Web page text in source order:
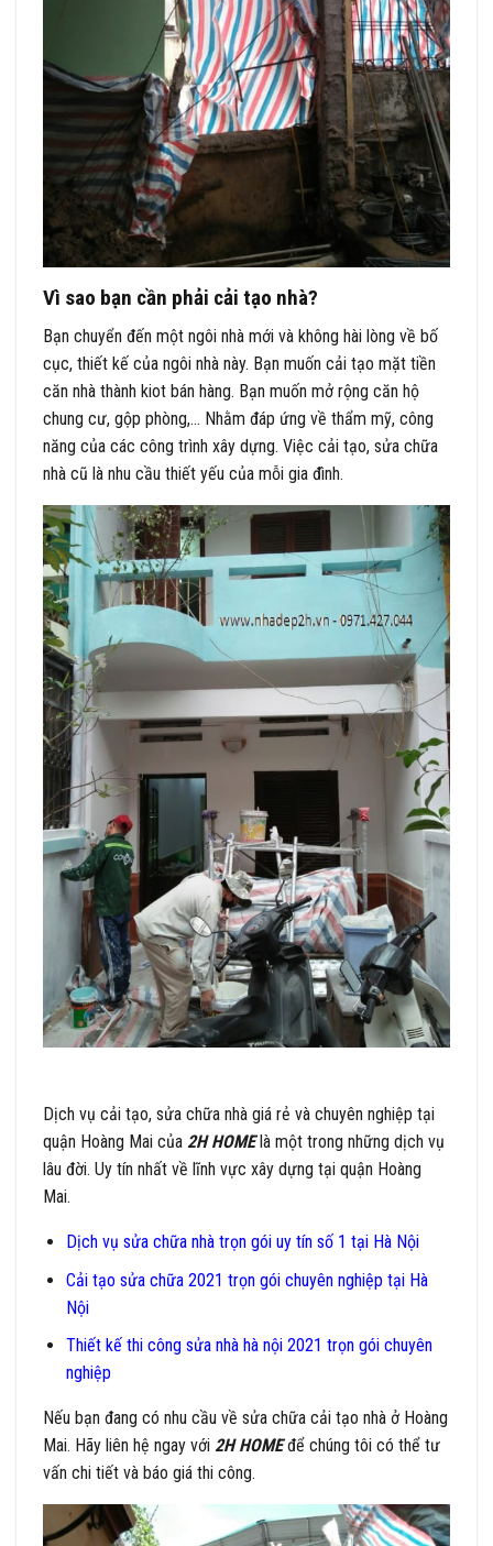
Vì sao bạn cần phải cải tạo nhà?
Bạn chuyển đến một ngôi nhà mới và không hài lòng về bố
cục, thiết kế của ngôi nhà này. Bạn muốn cải tạo mặt tiền
căn nhà thành kiot bán hàng. Bạn muốn mở rộng căn hộ
chung cư, gộp phòng,… Nhằm đáp ứng về thẩm mỹ, công
năng của các công trình xây dựng. Việc cải tạo, sửa chữa
nhà cũ là nhu cầu thiết yếu của mỗi gia đình.
Dịch vụ cải tạo, sửa chữa nhà giá rẻ và chuyên nghiệp tại
quận Hoàng Mai của 2H HOMElà một trong những dịch vụ
lâu đời. Uy tín nhất về lĩnh vực xây dựng tại quận Hoàng
Mai.
Dịch vụ sửa chữa nhà trọn gói uy tín số 1 tại Hà Nội
Cải tạo sửa chữa 2021 trọn gói chuyên nghiệp tại Hà
Nội
Thiết kế thi công sửa nhà hà nội 2021 trọn gói chuyên
nghiệp
Nếu bạn đang có nhu cầu về sửa chữa cải tạo nhà ở Hoàng
Mai. Hãy liên hệ ngay với 2H HOMEđể chúng tôi có thể tư
vấn chi tiết và báo giá thi công.